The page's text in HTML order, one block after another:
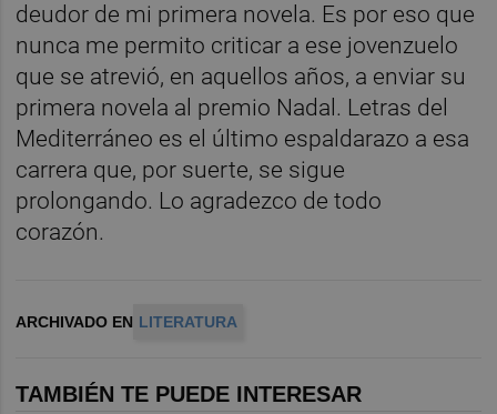
deudor de mi primera novela. Es por eso que
nunca me permito criticar a ese jovenzuelo
que se atrevió, en aquellos años, a enviar su
primera novela al premio Nadal. Letras del
Mediterráneo es el último espaldarazo a esa
carrera que, por suerte, se sigue
prolongando. Lo agradezco de todo
corazón.
ARCHIVADO EN LITERATURA
TAMBIÉN TE PUEDE INTERESAR